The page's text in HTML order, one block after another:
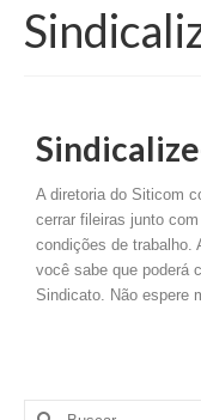
Seu Sindicato
História
Imagens
Convênios
Sindicalize-
A diretoria do Siticom
cerrar fileiras junto
condições de trabalho.
você sabe que poderá
Sindicato. Não espere